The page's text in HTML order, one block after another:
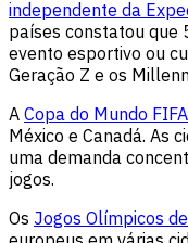
independente da
países constatou que
evento esportivo ou
Geração Z e os
A Copa do Mundo
México e Canadá. As
uma demanda
jogos.
Os Jogos Olímpicos